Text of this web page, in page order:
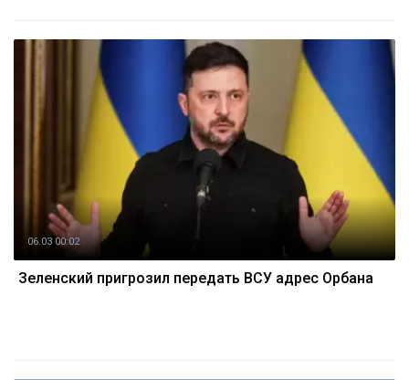
06.03 00:02
Зеленский пригрозил передать ВСУ адрес Орбана